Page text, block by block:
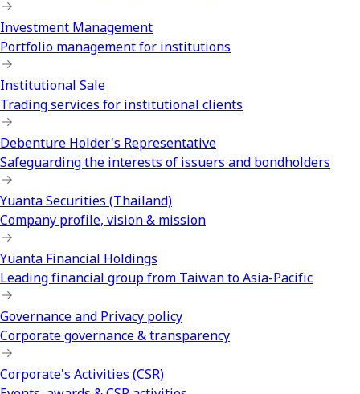
Investment Management
Portfolio management for institutions
Institutional Sale
Trading services for institutional clients
Debenture Holder's Representative
Safeguarding the interests of issuers and bondholders
Yuanta Securities (Thailand)
Company profile, vision & mission
Yuanta Financial Holdings
Leading financial group from Taiwan to Asia-Pacific
Governance and Privacy policy
Corporate governance & transparency
Corporate's Activities (CSR)